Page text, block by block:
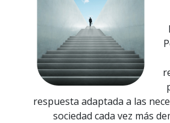
respuesta adaptada a las
sociedad cada vez más